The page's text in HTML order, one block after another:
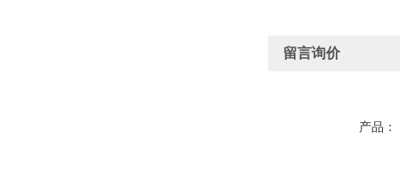
留言询价
产品：